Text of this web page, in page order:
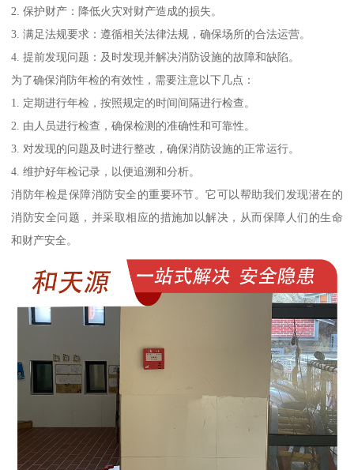
2. 保护财产：降低火灾对财产造成的损失。
3. 满足法规要求：遵循相关法律法规，确保场所的合法运营。
4. 提前发现问题：及时发现并解决消防设施的故障和缺陷。
为了确保消防年检的有效性，需要注意以下几点：
1. 定期进行年检，按照规定的时间间隔进行检查。
2. 由人员进行检查，确保检测的准确性和可靠性。
3. 对发现的问题及时进行整改，确保消防设施的正常运行。
4. 维护好年检记录，以便追溯和分析。
消防年检是保障消防安全的重要环节。它可以帮助我们发现潜在的
消防安全问题，并采取相应的措施加以解决，从而保障人们的生命
和财产安全。